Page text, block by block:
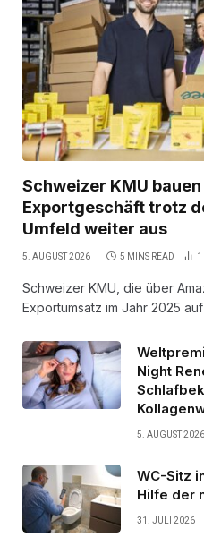
Schweizer KMU
Exportgeschäft trotz
Umfeld weiter aus
5. AUGUST 2026 5 MINS READ 1
Schweizer KMU, die über
Exportumsatz im Jahr 2025
Night
5. AUGUST 2026
WC-Sitz
Hilfe der
31. JULI 2026